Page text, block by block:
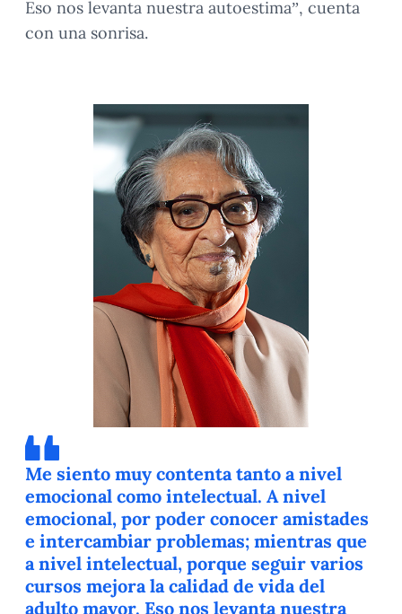
Eso nos levanta nuestra autoestima”, cuenta
con una sonrisa.
Me siento muy contenta tanto a nivel
emocional como intelectual. A nivel
emocional, por poder conocer amistades
e intercambiar problemas; mientras que
a nivel intelectual, porque seguir varios
cursos mejora la calidad de vida del
adulto mayor. Eso nos levanta nuestra